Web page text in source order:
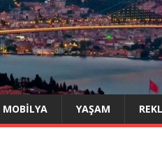
MOBILYA YAŞAM